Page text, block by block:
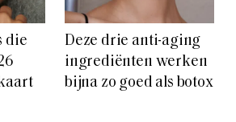
die
Deze drie anti-aging
ingrediënten werken
bijna zo goed als botox